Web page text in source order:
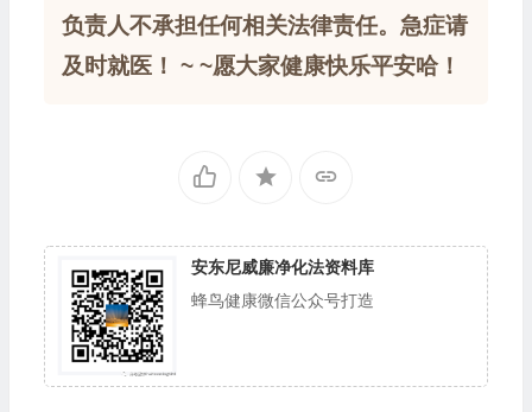
负责人不承担任何相关法律责任。急症请
及时就医！ ~ ~愿大家健康快乐平安哈！
安东尼威廉净化法资料库
蜂鸟健康微信公众号打造